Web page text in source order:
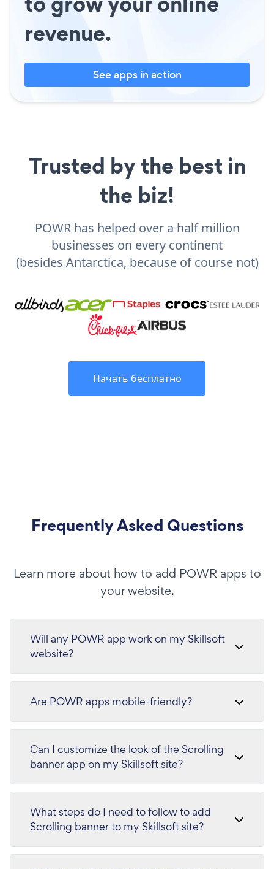
revenue.
See apps in action
Trusted by the best in
the biz!
POWR has helped over a half million
businesses on every continent
(besides Antarctica, because of course not)
Начать бесплатно
Frequently Asked Questions
Learn more about how to add POWR apps to
your website.
Will any POWR app work on my Skillsoft
website?
Are POWR apps mobile-friendly?
Can I customize the look of the Scrolling
banner app on my Skillsoft site?
What steps do I need to follow to add
Scrolling banner to my Skillsoft site?